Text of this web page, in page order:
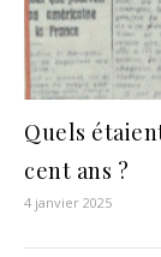
Quels
cent ans ?
4 janvier 2025